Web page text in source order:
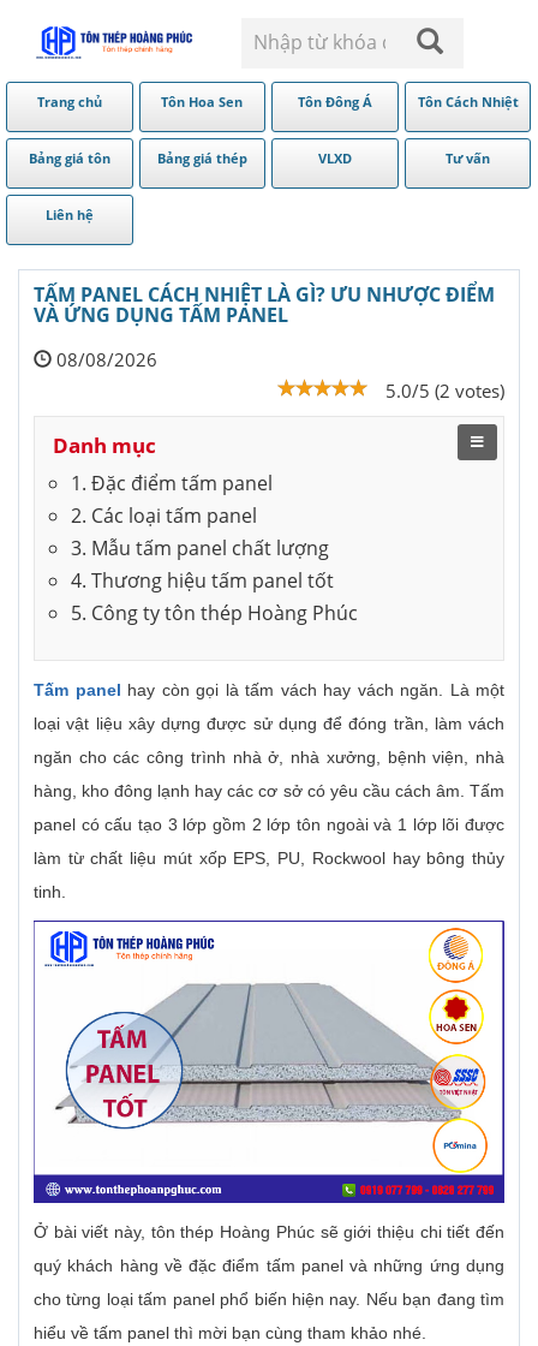
Trang chủ Tôn Hoa Sen Tôn Đông Á Tôn Cách Nhiệt
Bảng giá tôn Bảng giá thép VLXD Tư vấn
Liên hệ
TẤM PANEL CÁCH NHIỆT LÀ GÌ? ƯU NHƯỢC ĐIỂM
VÀ ỨNG DỤNG TẤM PANEL
08/08/2026
5.0/5 (2 votes)
Danh mục
1. Đặc điểm tấm panel
2. Các loại tấm panel
3. Mẫu tấm panel chất lượng
4. Thương hiệu tấm panel tốt
5. Công ty tôn thép Hoàng Phúc
Tấm panel hay còn gọi là tấm vách hay vách ngăn. Là một
loại vật liệu xây dựng được sử dụng để đóng trần, làm vách
ngăn cho các công trình nhà ở, nhà xưởng, bệnh viện, nhà
hàng, kho đông lạnh hay các cơ sở có yêu cầu cách âm. Tấm
panel có cấu tạo 3 lớp gồm 2 lớp tôn ngoài và 1 lớp lõi được
làm từ chất liệu mút xốp EPS, PU, Rockwool hay bông thủy
tinh.
Ở bài viết này, tôn thép Hoàng Phúc sẽ giới thiệu chi tiết đến
quý khách hàng về đặc điểm tấm panel và những ứng dụng
cho từng loại tấm panel phổ biến hiện nay. Nếu bạn đang tìm
hiểu về tấm panel thì mời bạn cùng tham khảo nhé.